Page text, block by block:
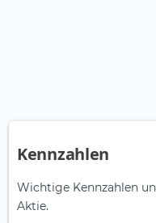
Kennzahlen
Wichtige Kennzahlen
Aktie.